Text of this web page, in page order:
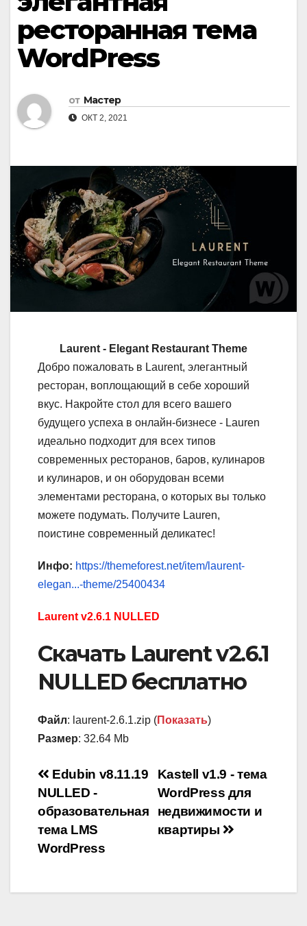
ресторанная тема
WordPress
от Мастер
ОКТ 2, 2021
Laurent - Elegant Restaurant Theme
Добро пожаловать в Laurent, элегантный
ресторан, воплощающий в себе хороший
вкус. Накройте стол для всего вашего
будущего успеха в онлайн-бизнесе - Lauren
идеально подходит для всех типов
современных ресторанов, баров, кулинаров
и кулинаров, и он оборудован всеми
элементами ресторана, о которых вы только
можете подумать. Получите Lauren,
поистине современный деликатес!
Инфо: https://themeforest.net/item/laurent-
elegan...-theme/25400434
Laurent v2.6.1 NULLED
Скачать Laurent v2.6.1
NULLED бесплатно
Файл: laurent-2.6.1.zip (Показать)
Размер: 32.64 Mb
Навигация
по
записям
Kastell v1.9 - тема
WordPress для
недвижимости и
квартиры
Edubin v8.11.19
NULLED -
образовательная
тема LMS
WordPress